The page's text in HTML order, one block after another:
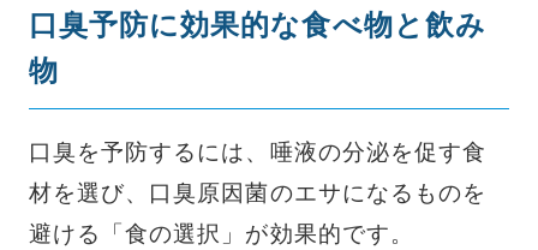
口臭予防に効果的な食べ物と飲み
物
口臭を予防するには、唾液の分泌を促す食
材を選び、口臭原因菌のエサになるものを
避ける「食の選択」が効果的です。